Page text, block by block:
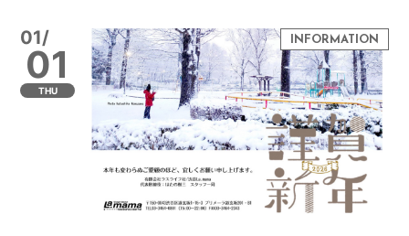
01/
01
THU